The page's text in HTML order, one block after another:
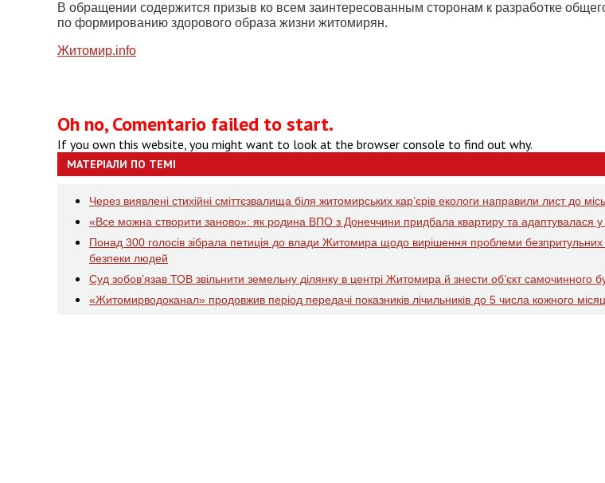
В обращении содержится призыв ко всем заинтересованным сторонам к разработке
по формированию здорового образа жизни житомирян.
Житомир.info
Oh no, Comentario failed to start.
If you own this website, you might want to look at the browser console to find out why.
МАТЕРІАЛИ ПО ТЕМІ
Через виявлені стихійні сміттєзвалища біля житомирських кар’єрів екологи направили лист до
«Все можна створити заново»: як родина ВПО з Донеччини придбала квартиру та адаптувалася
Понад 300 голосів зібрала петиція до влади Житомира щодо вирішення проблеми безпритульних
безпеки людей
Суд зобов’язав ТОВ звільнити земельну ділянку в центрі Житомира й знести об’єкт самочинного
«Житомирводоканал» продовжив період передачі показників лічильників до 5 числа кожного